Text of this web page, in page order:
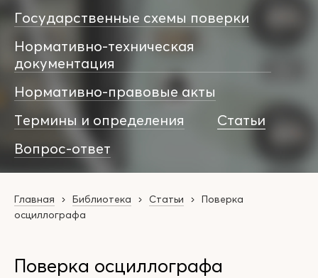
Государственные схемы поверки
Нормативно-техническая
документация
Нормативно-правовые акты
Термины и определения
Статьи
Вопрос-ответ
Главная Библиотека Статьи
Поверка
осциллографа
Поверка осциллографа